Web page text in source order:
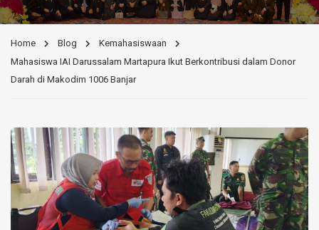
Home Blog
Kemahasiswaan
Mahasiswa IAI Darussalam Martapura Ikut Berkontribusi dalam Donor
Darah di Makodim 1006 Banjar